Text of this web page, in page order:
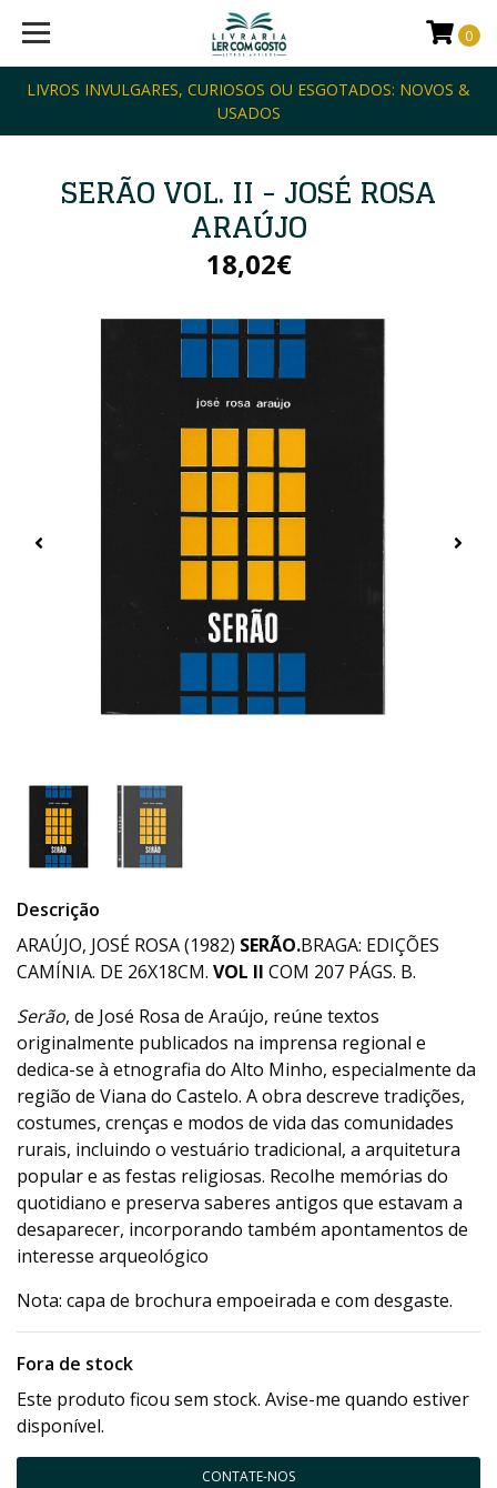
LIVROS INVULGARES, CURIOSOS OU ESGOTADOS: NOVOS &
USADOS
0
SERÃO VOL. II - JOSÉ ROSA
ARAÚJO
18,02€
Descrição
ARAÚJO, JOSÉ ROSA (1982) SERÃO.BRAGA: EDIÇÕES
CAMÍNIA. DE 26X18CM. VOL II COM 207 PÁGS. B.
Serão, de José Rosa de Araújo, reúne textos
originalmente publicados na imprensa regional e
dedica-se à etnografia do Alto Minho, especialmente da
região de Viana do Castelo. A obra descreve tradições,
costumes, crenças e modos de vida das comunidades
rurais, incluindo o vestuário tradicional, a arquitetura
popular e as festas religiosas. Recolhe memórias do
quotidiano e preserva saberes antigos que estavam a
desaparecer, incorporando também apontamentos de
interesse arqueológico
Nota: capa de brochura empoeirada e com desgaste.
Fora de stock
Este produto ficou sem stock. Avise-me quando estiver
disponível.
CONTATE-NOS